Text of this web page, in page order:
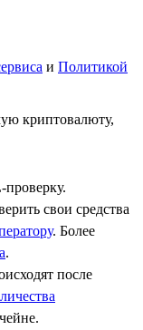
и Политикой
криптовалюту,
свои средства
. Более
.
после